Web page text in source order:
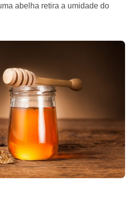
abelha retira a umidade do